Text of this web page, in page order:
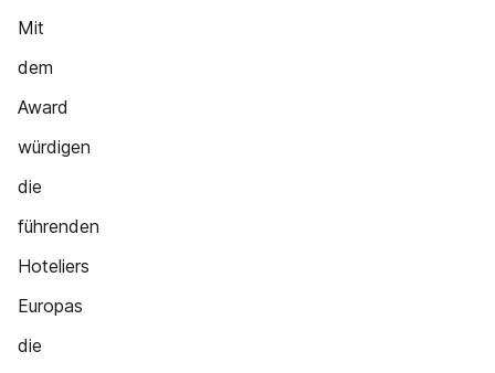
Mit
dem
Award
würdigen
die
führenden
Hoteliers
Europas
die